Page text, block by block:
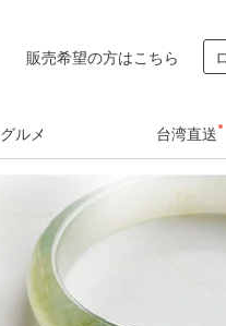
販売希望の方はこちら
グルメ 台湾直送